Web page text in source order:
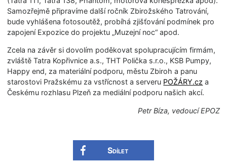
Samozřejmě připravíme další ročník Zbirožského Tatrování,
bude vyhlášena fotosoutěž, probíhá zjišťování podmínek pro
zapojení Expozice do projektu „Muzejní noc“ apod.
Zcela na závěr si dovolím poděkovat spolupracujícím firmám,
zvláště Tatra Kopřivnice a.s., THT Polička s.r.o., KSB Pumpy,
Happy end, za materiální podporu, městu Zbiroh a panu
starostovi Pražskému za vstřícnost a serveru POŽÁRY.cz a
Českému rozhlasu Plzeň za mediální podporu našich akcí.
Petr Bíza, vedoucí EPOZ
Sdílet